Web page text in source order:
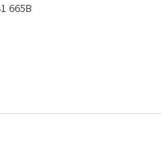
665B